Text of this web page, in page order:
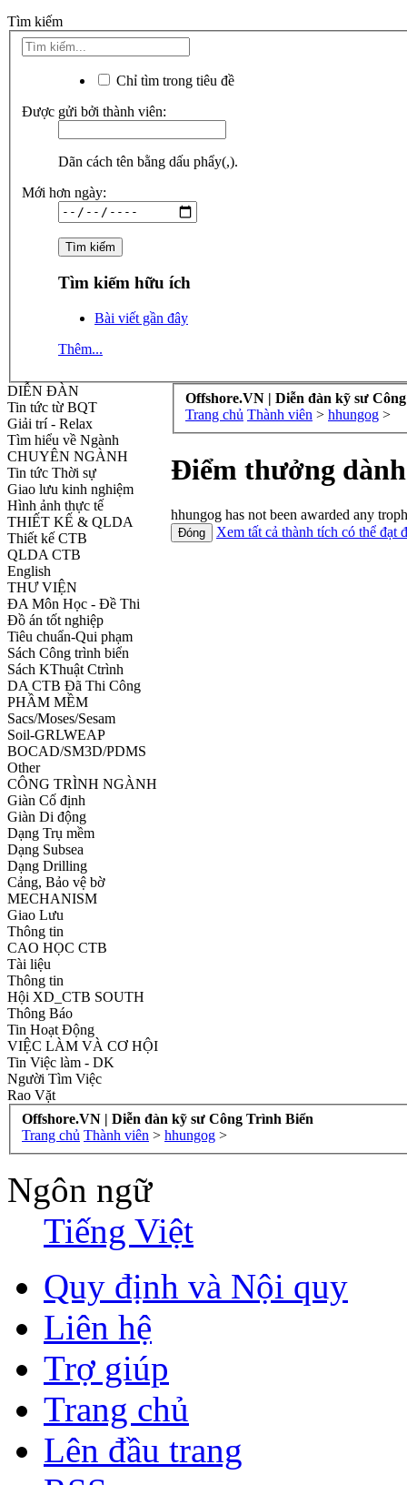
Tìm kiếm
Chỉ tìm trong tiêu đề
Được gửi bởi thành viên:
Dãn cách tên bằng dấu phẩy(,).
Mới hơn ngày:
Tìm kiếm hữu ích
Bài viết gần đây
Thêm...
DIỄN ĐÀN
Tin tức từ BQT
Giải trí - Relax
Tìm hiểu về Ngành
CHUYÊN NGÀNH
Tin tức Thời sự
Giao lưu kinh nghiệm
Hình ảnh thực tế
THIẾT KẾ & QLDA
Thiết kế CTB
QLDA CTB
English
THƯ VIỆN
ĐA Môn Học - Đề Thi
Đồ án tốt nghiệp
Tiêu chuẩn-Qui phạm
Sách Công trình biển
Sách KThuật Ctrình
DA CTB Đã Thi Công
PHẦM MỀM
Sacs/Moses/Sesam
Soil-GRLWEAP
BOCAD/SM3D/PDMS
Other
CÔNG TRÌNH NGÀNH
Giàn Cố định
Giàn Di động
Dạng Trụ mềm
Dạng Subsea
Dạng Drilling
Cảng, Bảo vệ bờ
MECHANISM
Giao Lưu
Thông tin
CAO HỌC CTB
Tài liệu
Thông tin
Hội XD_CTB SOUTH
Thông Báo
Tin Hoạt Động
VIỆC LÀM VÀ CƠ HỘI
Tin Việc làm - DK
Người Tìm Việc
Rao Vặt
Offshore.VN | Diễn đàn kỹ sư
Trang chủ Thành viên > hhungog >
Điểm thưởng
hhungog has not been awarded any
Xem tất cả thành tích có thể đạt
Offshore.VN | Diễn đàn kỹ sư Công Trình Biển
Trang chủ Thành viên > hhungog >
Ngôn ngữ
Tiếng Việt
Quy định và Nội quy
Liên hệ
Trợ giúp
Trang chủ
Lên đầu trang